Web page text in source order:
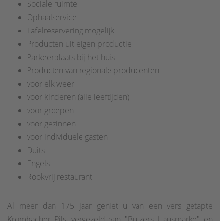
Sociale ruimte
Ophaalservice
Tafelreservering mogelijk
Producten uit eigen productie
Parkeerplaats bij het huis
Producten van regionale producenten
voor elk weer
voor kinderen (alle leeftijden)
voor groepen
voor gezinnen
voor individuele gasten
Duits
Engels
Rookvrij restaurant
Al meer dan 175 jaar geniet u van een vers getapte